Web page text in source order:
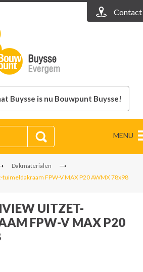
Contact
Buysse is nu Bouwpunt Buysse!
MENU
Dakmaterialen
tuimeldakraam FPW-V MAX P20 AWMX 78x98
UITZET-
FPW-V MAX P20